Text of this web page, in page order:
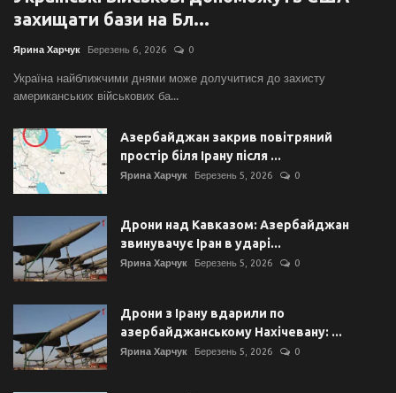
захищати бази на Бл...
Ярина Харчук Березень 6, 2026 0
Україна найближчими днями може долучитися до захисту
американських військових ба...
Азербайджан закрив повітряний
простір біля Ірану після ...
Ярина Харчук Березень 5, 2026 0
Дрони над Кавказом: Азербайджан
звинувачує Іран в ударі...
Ярина Харчук Березень 5, 2026 0
Дрони з Ірану вдарили по
азербайджанському Нахічевану: ...
Ярина Харчук Березень 5, 2026 0